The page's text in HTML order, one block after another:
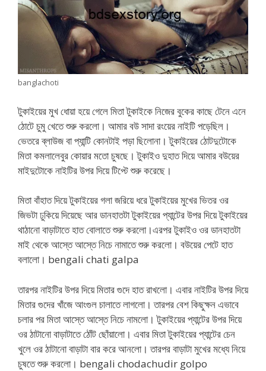
banglachoti
টুকাইয়ের মুখ ধোয়া হয়ে গেলে মিতা টুকাইকে নিজের বুকের কাছে টেনে এনে
ঠোটে চুমু খেতে শুরু করলো। আমার বউ সাদা রংয়ের নাইটি পড়েছিল।
ভেতরে ব্লাউজ বা প্যান্টি কোনটাই পড়া ছিলোনা। টুকাইয়ের ঠোটদুটোকে
মিতা কমলালেবুর কোয়ার মতো চুষছে। টুকাইও দুহাত দিয়ে আমার বউয়ের
মাইদুটোকে নাইটির উপর দিয়ে টিপ্টে শুরু করেছে।
মিতা বাঁহাত দিয়ে টুকাইয়ের গলা জরিয়ে ধরে টুকাইয়ের মুখের ভিতর ওর
জিভটা ঢুকিয়ে দিয়েছে আর ডানহাতটা টুকাইয়ের প্যান্টের উপর দিয়ে টুকাইয়ের
থাঠানো বাড়াটাতে হাত বোলাতে শুরু করলো।এরপর টুকাইও ওর ডানহাতটা
মাই থেকে আস্তে আস্তে নিচে নামাতে শুরু করলো। বউয়ের পেটে হাত
বলালো। bengali chati galpa
তারপর নাইটির উপর দিয়ে মিতার গুদে হাত রাখলো। এবার নাইটির উপর দিয়ে
মিতার গুদের খাঁজে আংগুল চালাতে লাগলো। তারপর বেশ কিছুক্ষন এভাবে
চলার পর মিতা আস্তে আস্তে নিচে নামলো। টুকাইয়ের প্যান্টের উপর দিয়ে
ওর ঠাটানো বাড়াটাতে ঠোঁট ছোঁয়ালো। এবার মিতা টুকাইয়ের প্যান্টের চেন
খুলে ওর ঠাটানো বাড়াটা বার করে আনলো। তারপর বাড়াটা মুখের মধ্যে নিয়ে
চুষতে শুরু করলো। bengali chodachudir golpo